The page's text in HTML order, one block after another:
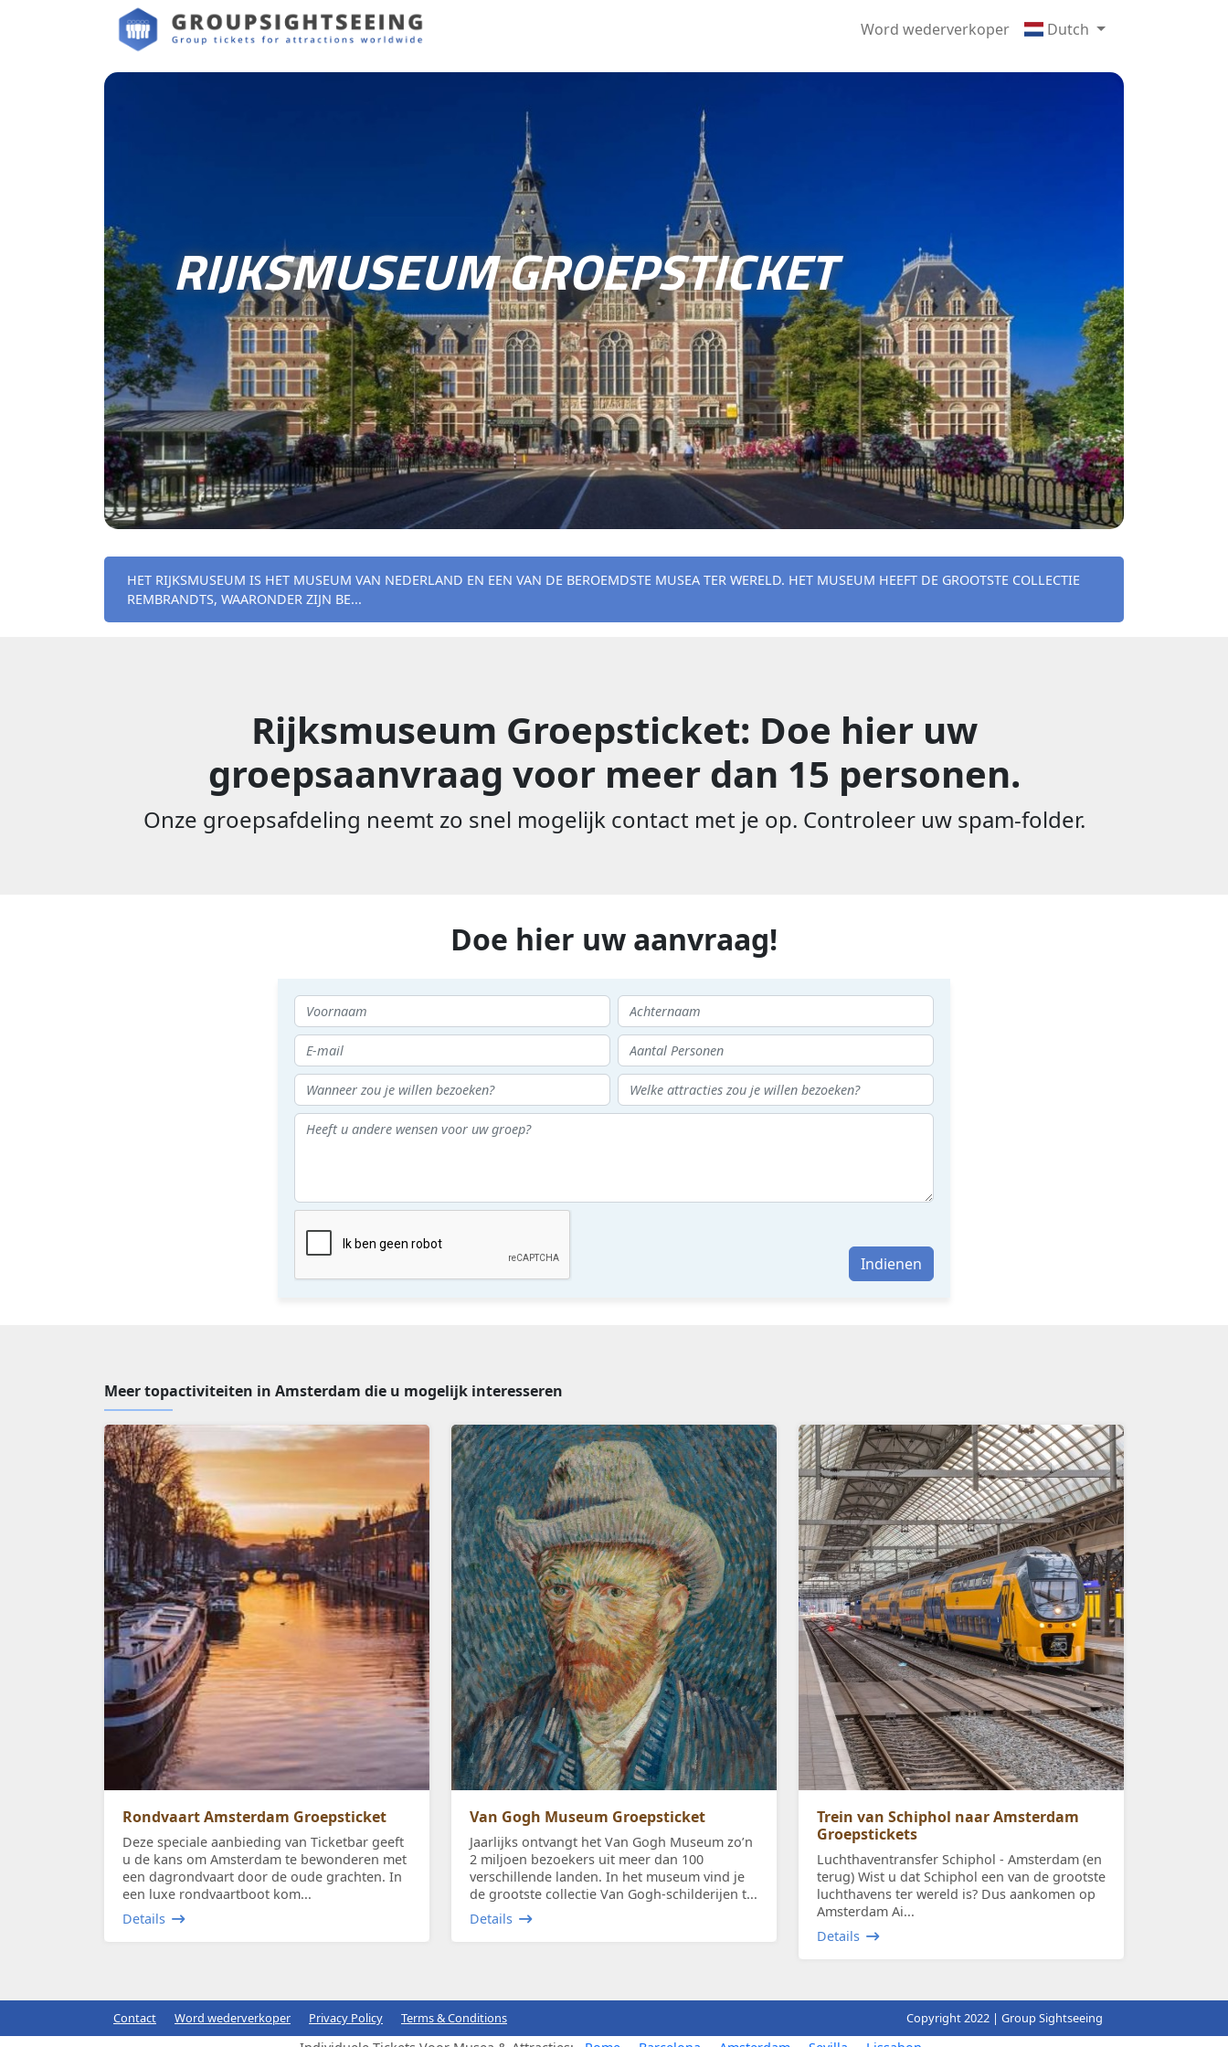
Word wederverkoper Dutch
RIJKSMUSEUM GROEPSTICKET
HET RIJKSMUSEUM IS HET MUSEUM VAN NEDERLAND EN EEN VAN DE BEROEMDSTE MUSEA TER WERELD. HET MUSEUM HEEFT DE GROOTSTE COLLECTIE
REMBRANDTS, WAARONDER ZIJN BE...
Rijksmuseum Groepsticket: Doe hier uw
groepsaanvraag voor meer dan 15 personen.
Onze groepsafdeling neemt zo snel mogelijk contact met je op. Controleer uw spam-folder.
Doe hier uw aanvraag!
Indienen
Meer topactiviteiten in Amsterdam die u mogelijk interesseren
Rondvaart Amsterdam Groepsticket
Deze speciale aanbieding van Ticketbar geeft
u de kans om Amsterdam te bewonderen met
een dagrondvaart door de oude grachten. In
een luxe rondvaartboot kom...
Details
Van Gogh Museum Groepsticket
Jaarlijks ontvangt het Van Gogh Museum zo’n
2 miljoen bezoekers uit meer dan 100
verschillende landen. In het museum vind je
de grootste collectie Van Gogh-schilderijen t...
Details
Trein van Schiphol naar Amsterdam
Groepstickets
Luchthaventransfer Schiphol - Amsterdam (en
terug) Wist u dat Schiphol een van de grootste
luchthavens ter wereld is? Dus aankomen op
Amsterdam Ai...
Details
Contact Word wederverkoper Privacy Policy Terms & Conditions Copyright 2022 | Group Sightseeing